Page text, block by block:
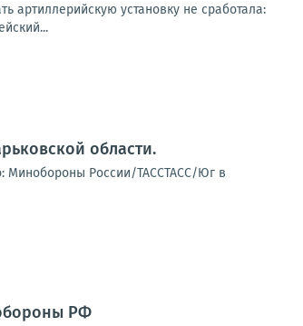
артиллерийскую установку не сработала:
области.
Минобороны России/ТАССТАСС/Юг в
РФ